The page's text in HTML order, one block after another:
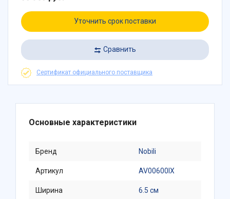
Уточнить срок поставки
Сравнить
Сертификат официального поставщика
Основные характеристики
Бренд Nobili
Артикул AV00600IX
Ширина 6.5 см